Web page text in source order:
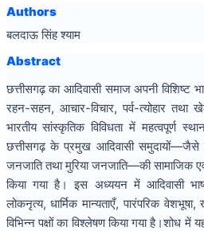
Authors
बलदाऊ सिंह श्याम
Abstract
छत्तीसगढ़ का आदिवासी समाज अपनी विशिष्ट
रहन-सहन, आचार-विचार, पर्व-त्योहार
भारतीय सांस्कृतिक विविधता में महत्वपूर्ण
छत्तीसगढ़ के प्रमुख आदिवासी समुदायों—जैसे
जनजाति तथा मुरिया जनजाति—की सामाजिक
किया गया है। इस अध्ययन में आदिवासी
लोकनृत्य, धार्मिक मान्यताएँ, पारंपरिक
विभिन्न पक्षों का विश्लेषण किया गया है।शोध में